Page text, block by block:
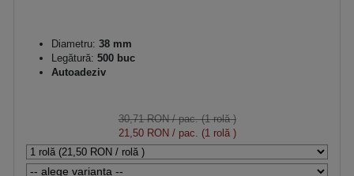
Diametru: 38 mm
Legătură: 500 buc
Autoadeziv
30,71 RON/ pac. (1 rolă )
21,50 RON / pac. (1 rolă )